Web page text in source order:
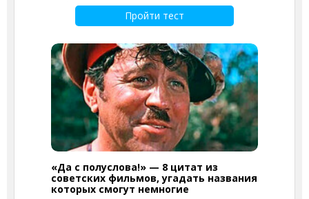
Пройти тест
«Да с полуслова!» — 8 цитат из
советских фильмов, угадать названия
которых смогут немногие